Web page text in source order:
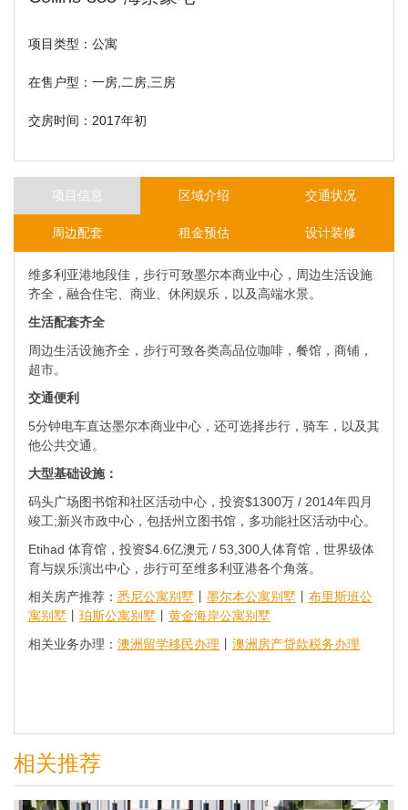
项目类型：公寓
在售户型：一房,二房,三房
交房时间：2017年初
项目信息 区域介绍 交通状况
周边配套 租金预估 设计装修
维多利亚港地段佳，步行可致墨尔本商业中心，周边生活设施
齐全，融合住宅、商业、休闲娱乐，以及高端水景。
生活配套齐全
周边生活设施齐全，步行可致各类高品位咖啡，餐馆，商铺，
超市。
交通便利
5分钟电车直达墨尔本商业中心，还可选择步行，骑车，以及其
他公共交通。
大型基础设施：
码头广场图书馆和社区活动中心，投资$1300万 / 2014年四月
竣工;新兴市政中心，包括州立图书馆，多功能社区活动中心。
Etihad 体育馆，投资$4.6亿澳元 / 53,300人体育馆，世界级体
育与娱乐演出中心，步行可至维多利亚港各个角落。
相关房产推荐： 悉尼公寓别墅 墨尔本公寓别墅
布里斯班公
寓别墅
珀斯公寓别墅
黄金海岸公寓别墅
相关业务办理： 澳洲留学移民办理 澳洲房产贷款税务办理
相关推荐